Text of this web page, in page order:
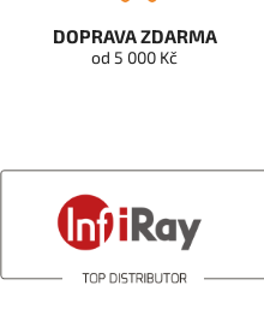
DOPRAVA ZDARMA
od 5 000 Kč